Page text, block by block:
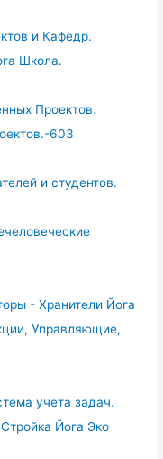
и Кафедр.
Школа.
Проектов.
603
и студентов.
- Хранители Йога
Управляющие,
учета задач.
Йога Эко